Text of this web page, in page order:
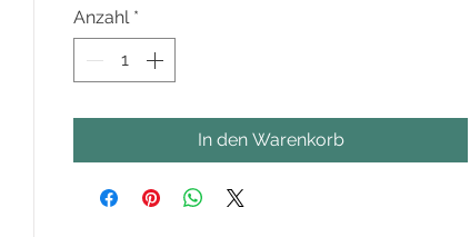
Anzahl *
In den Warenkorb